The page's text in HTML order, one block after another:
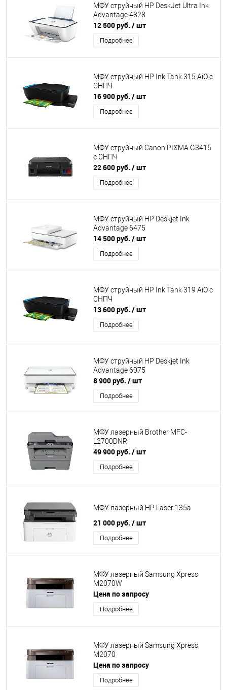
МФУ струйный HP DeskJet Ultra Ink
Advantage 4828
12 500 руб. / шт
Подробнее
МФУ струйный HP Ink Tank 315 AiO с
СНПЧ
16 900 руб. / шт
Подробнее
МФУ струйный Canon PIXMA G3415
с СНПЧ
22 600 руб. / шт
Подробнее
МФУ струйный HP Deskjet Ink
Advantage 6475
14 500 руб. / шт
Подробнее
МФУ струйный HP Ink Tank 319 AiO с
СНПЧ
13 600 руб. / шт
Подробнее
МФУ струйный HP Deskjet Ink
Advantage 6075
8 900 руб. / шт
Подробнее
МФУ лазерный Brother MFC-
L2700DNR
49 900 руб. / шт
Подробнее
МФУ лазерный HP Laser 135a
21 000 руб. / шт
Подробнее
МФУ лазерный Samsung Xpress
M2070W
Цена по запросу
Подробнее
МФУ лазерный Samsung Xpress
M2070
Цена по запросу
Подробнее